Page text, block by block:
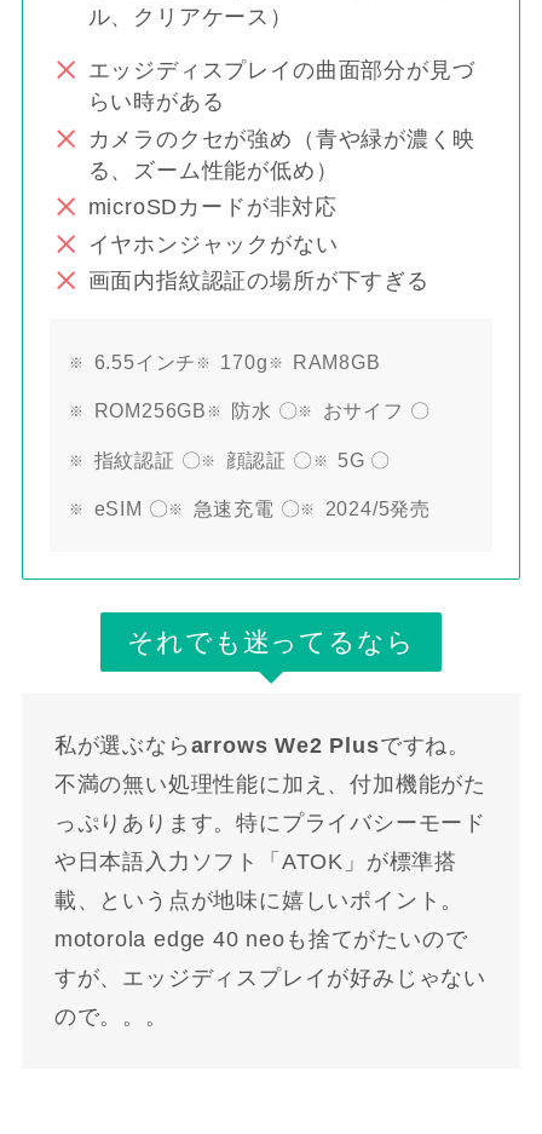
ル、クリアケース）
エッジディスプレイの曲面部分が見づ
らい時がある
カメラのクセが強め（青や緑が濃く映
る、ズーム性能が低め）
microSDカードが非対応
イヤホンジャックがない
画面内指紋認証の場所が下すぎる
6.55インチ 170g RAM8GB
ROM256GB 防水 〇 おサイフ 〇
指紋認証 〇 顔認証 〇 5G 〇
eSIM 〇 急速充電 〇 2024/5発売
それでも迷ってるなら
私が選ぶなら arrows We2 Plusですね。
不満の無い処理性能に加え、付加機能がた
っぷりあります。特にプライバシーモード
や日本語入力ソフト「ATOK」が標準搭
載、という点が地味に嬉しいポイント。
motorola edge 40 neoも捨てがたいので
すが、エッジディスプレイが好みじゃない
ので。。。